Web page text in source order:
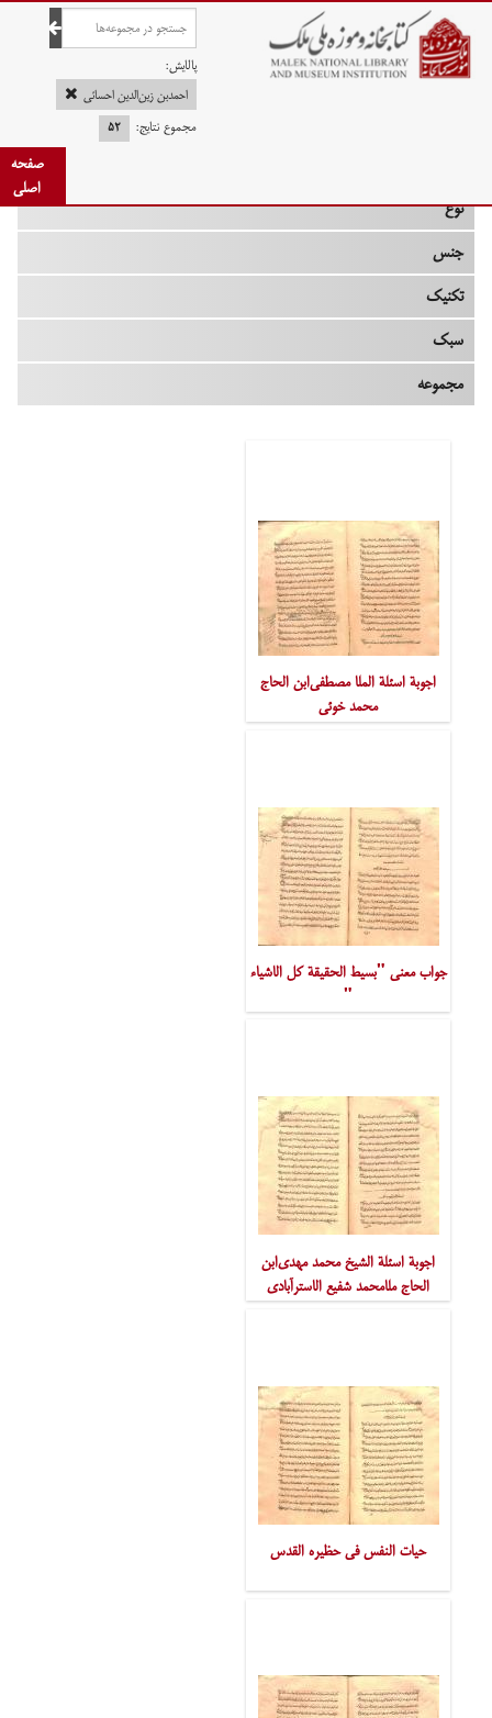
صفحه اصلی
پالایش:
احمدبن زین‌الدین احسائی
مجموع نتایج:
۵۲
صفحه
اصلی
نوع
جنس
تکنیک
سبک
مجموعه
اجوبة اسئلة الملا مصطفی‌ابن الحاج
محمد خوئی
جواب معنی "بسیط الحقیقة کل الاشیاء
"
اجوبة اسئلة الشیخ محمد مهدی‌ابن
الحاج ملامحمد شفیع الاسترآبادی
حیات النفس فی حظیره القدس